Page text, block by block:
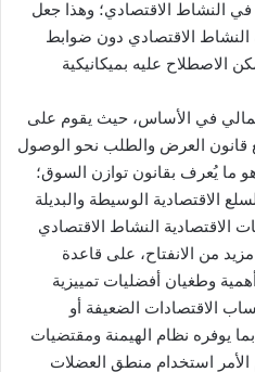
النشاط الاقتصادي؛ وهذا جعل
الاقتصادي دون ضوابط
الاصطلاح عليه بميكانيكية
في الأساس، حيث يقوم على
قانون العرض والطلب نحو الوصول
ما يُعرف بقانون توازن السوق؛
الاقتصادية الوسيطة والبديلة
الاقتصادية النشاط الاقتصادي
من الانفتاح، على قاعدة
وطغيان أفضليات تمييزية
الاقتصادات الضعيفة أو
يوفره نظام الهيمنة ومقتضيات
الأمر استخدام منطق العضلات